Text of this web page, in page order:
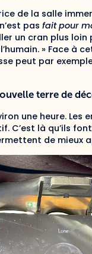
de la salle
pas fait pour
un cran plus
» Face à
peut par
terre de
une heure.
C’est là qu’ils
de mieux